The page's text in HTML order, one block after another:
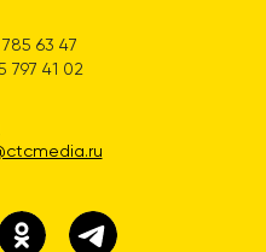
63 47
797 41 02